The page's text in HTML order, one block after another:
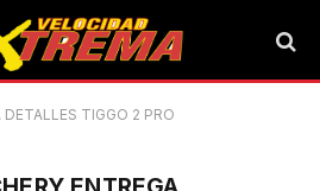
DETALLES TIGGO 2 PRO